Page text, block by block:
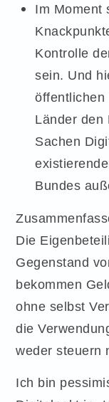
Im Moment
Kontrolle
sein. Und
Länder den
Sachen
Bundes
Die
Gegenstand
bekommen
ohne selbst
die
weder steuern
Ich bin